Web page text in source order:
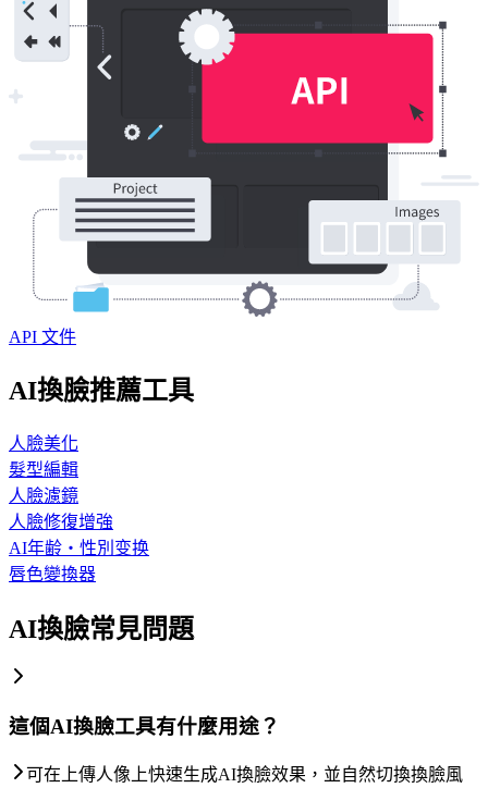
API 文件
AI換臉推薦工具
人臉美化
髮型編輯
人臉濾鏡
人臉修復增強
AI年齢・性別变换
唇色變換器
AI換臉常見問題
這個AI換臉工具有什麼用途？
可在上傳人像上快速生成AI換臉效果，並自然切換換臉風